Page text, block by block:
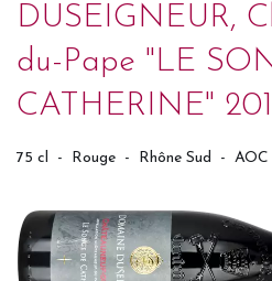
DUSEIGNEUR,
du-Pape "LE
CATHERINE"
75 cl - Rouge - Rhône Sud - AOC